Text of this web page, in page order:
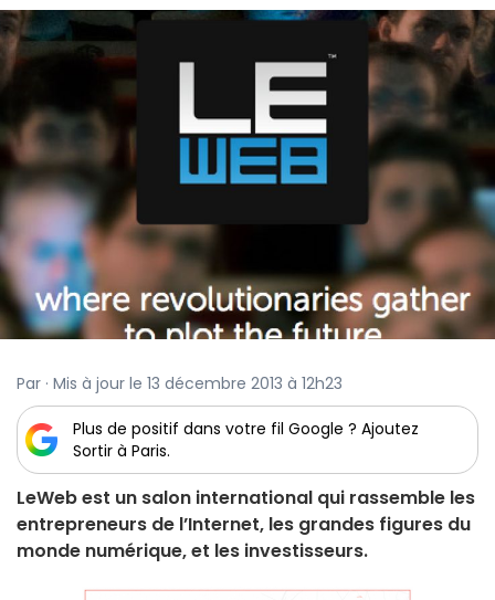
Par · Mis à jour le 13 décembre 2013 à 12h23
Plus de positif dans votre fil Google ? Ajoutez
Sortir à Paris.
LeWeb est un salon international qui rassemble les
entrepreneurs de l’Internet, les grandes figures du
monde numérique, et les investisseurs.